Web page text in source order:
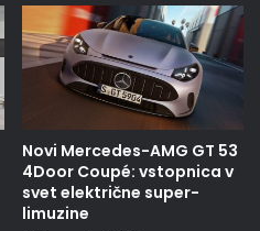
Novi Mercedes-AMG GT 53
4Door Coupé: vstopnica v
svet električne super-
limuzine